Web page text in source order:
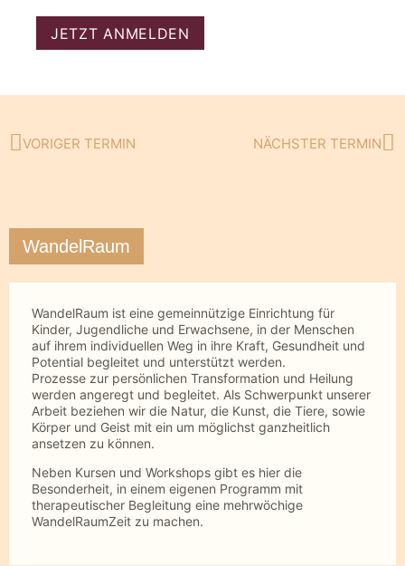
JETZT ANMELDEN
Zurück
VORIGER TERMIN NÄCHSTER TERMIN
WandelRaum
WandelRaum ist eine gemeinnützige Einrichtung für
Kinder, Jugendliche und Erwachsene, in der Menschen
auf ihrem individuellen Weg in ihre Kraft, Gesundheit und
Potential begleitet und unterstützt werden.
Prozesse zur persönlichen Transformation und Heilung
werden angeregt und begleitet. Als Schwerpunkt unserer
Arbeit beziehen wir die Natur, die Kunst, die Tiere, sowie
Körper und Geist mit ein um möglichst ganzheitlich
ansetzen zu können.
Neben Kursen und Workshops gibt es hier die
Besonderheit, in einem eigenen Programm mit
therapeutischer Begleitung eine mehrwöchige
WandelRaumZeit zu machen.